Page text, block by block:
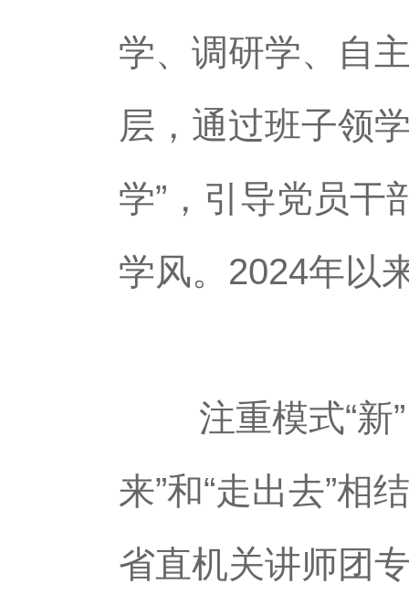
学、调研学、自
层，通过班子领
学”，引导党员干
学风。2024年以
注重模式“新”
来”和“走出去”相
省直机关讲师团